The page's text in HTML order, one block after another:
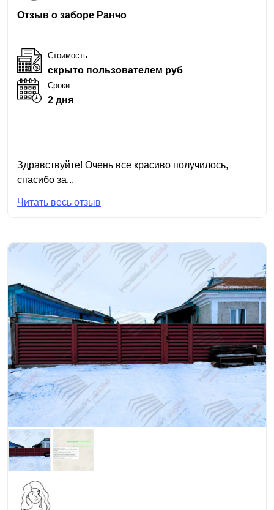
Отзыв о заборе Ранчо
Стоимость
скрыто пользователем руб
Сроки
2 дня
Здравствуйте! Очень все красиво получилось,
спасибо за...
Читать весь отзыв